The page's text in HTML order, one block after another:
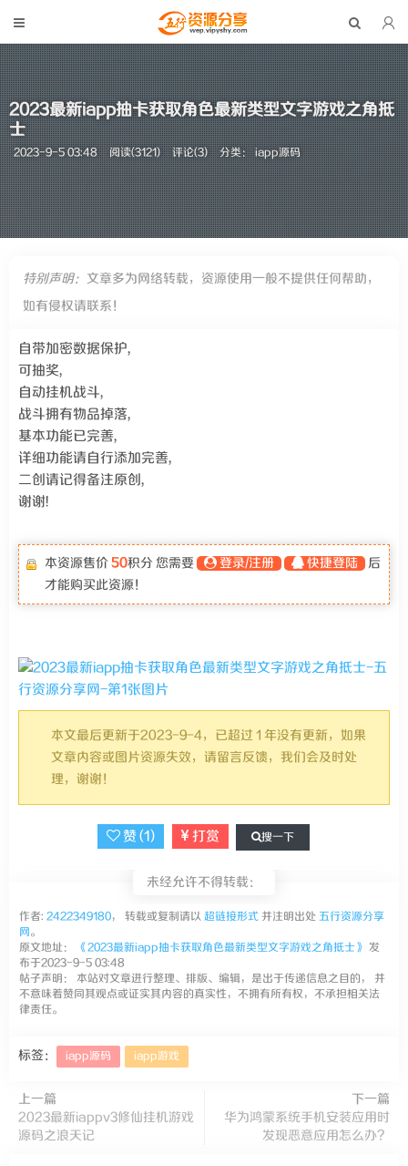
2023最新iapp抽卡获取角色最新类型文字游戏之角抵
士
2023-9-5 03:48 阅读(3121) 评论(3) 分类：iapp源码
特别声明： 文章多为网络转载，资源使用一般不提供任何帮助，
如有侵权请联系！
自带加密数据保护,
可抽奖,
自动挂机战斗,
战斗拥有物品掉落,
基本功能已完善,
详细功能请自行添加完善,
二创请记得备注原创,
谢谢!
本资源售价50积分 您需要 登录/注册 快捷登陆
后
才能购买此资源！
本文最后更新于2023-9-4，已超过 1 年没有更新，如果
文章内容或图片资源失效，请留言反馈，我们会及时处
理，谢谢！
赞 (1 ) 打赏 搜一下
未经允许不得转载：
作者: 2422349180， 转载或复制请以 超链接形式 并注明出处 五行资源分享
网。
原文地址：
《2023最新iapp抽卡获取角色最新类型文字游戏之角抵士》 发
布于2023-9-5 03:48
帖子声明： 本站对文章进行整理、排版、编辑，是出于传递信息之目的， 并
不意味着赞同其观点或证实其内容的真实性，不拥有所有权，不承担相关法
律责任。
标签： iapp源码 iapp游戏
上一篇
2023最新iappv3修仙挂机游戏
源码之浪天记
下一篇
华为鸿蒙系统手机安装应用时
发现恶意应用怎么办？